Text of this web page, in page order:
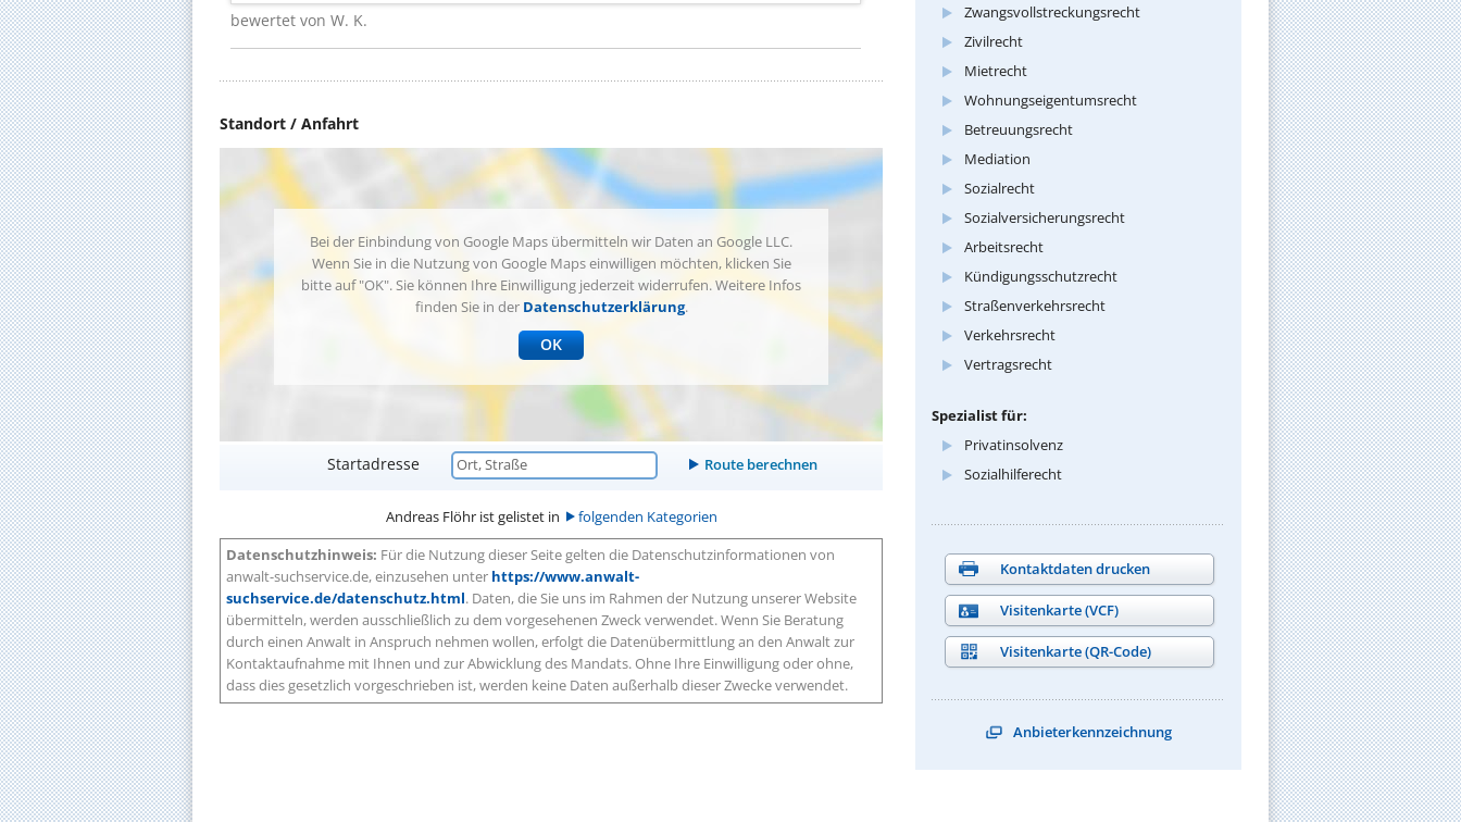
bewertet von W. K.
Standort / Anfahrt
Bei der Einbindung von Google Maps übermitteln wir Daten an Google LLC.
Wenn Sie in die Nutzung von Google Maps einwilligen möchten, klicken Sie
bitte auf "OK". Sie können Ihre Einwilligung jederzeit widerrufen. Weitere Infos
finden Sie in der Datenschutzerklärung.
OK
Startadresse
Andreas Flöhr ist gelistet in folgenden Kategorien
Datenschutzhinweis: Für die Nutzung dieser Seite gelten die Datenschutzinformationen von
anwalt-suchservice.de, einzusehen unter https://www.anwalt-
suchservice.de/datenschutz.html. Daten, die Sie uns im Rahmen der Nutzung unserer Website
übermitteln, werden ausschließlich zu dem vorgesehenen Zweck verwendet. Wenn Sie Beratung
durch einen Anwalt in Anspruch nehmen wollen, erfolgt die Datenübermittlung an den Anwalt zur
Kontaktaufnahme mit Ihnen und zur Abwicklung des Mandats. Ohne Ihre Einwilligung oder ohne,
dass dies gesetzlich vorgeschrieben ist, werden keine Daten außerhalb dieser Zwecke verwendet.
Zwangsvollstreckungsrecht
Zivilrecht
Mietrecht
Wohnungseigentumsrecht
Betreuungsrecht
Mediation
Sozialrecht
Sozialversicherungsrecht
Arbeitsrecht
Kündigungsschutzrecht
Straßenverkehrsrecht
Verkehrsrecht
Vertragsrecht
Spezialist für:
Privatinsolvenz
Sozialhilferecht
Kontaktdaten drucken
Visitenkarte (VCF)
Visitenkarte (QR-Code)
Anbieterkennzeichnung